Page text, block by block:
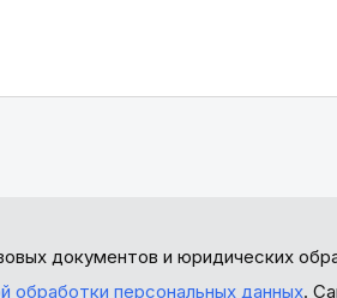
документов и юридических
обработки персональных данных.